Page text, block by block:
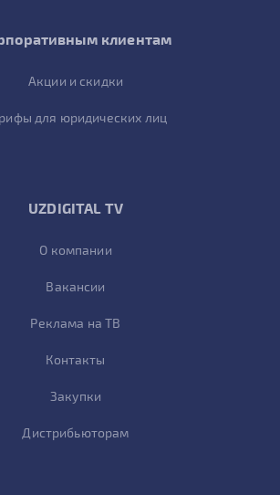
клиентам
Акции и скидки
для юридических лиц
UZDIGITAL TV
О компании
Вакансии
Реклама на ТВ
Контакты
Закупки
Дистрибьюторам